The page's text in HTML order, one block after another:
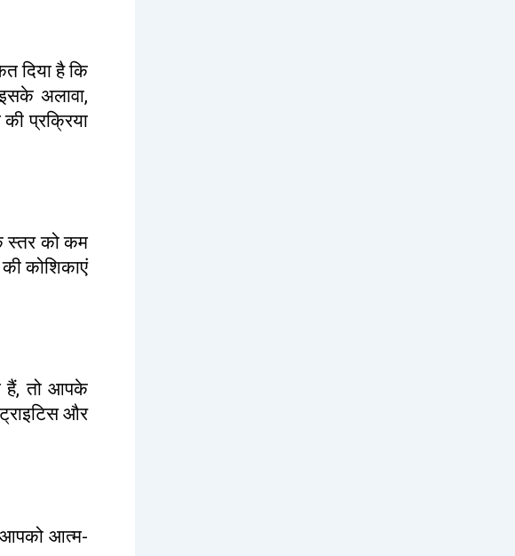
दिया है कि
अलावा,
प्रक्रिया
स्तर को कम
कोशिकाएं
हैं, तो आपके
और
आपको आत्म-